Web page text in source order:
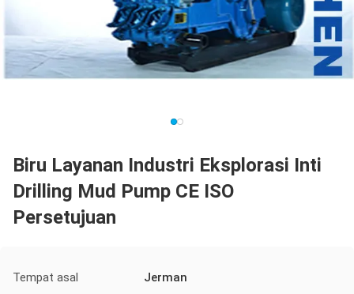
Biru Layanan Industri Eksplorasi Inti
Drilling Mud Pump CE ISO
Persetujuan
Tempat asal Jerman